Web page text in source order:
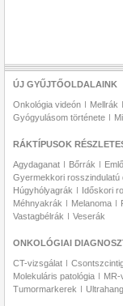
ÚJ GYŰJTŐOLDALAINK
Onkológia videón Mellrák
Gyógyulásom története
RÁKTÍPUSOK
Agydaganat Bőrrák
Gyermekkori rosszindulatú
Húgyhólyagrák
Időskori
Méhnyakrák
Melanoma
Vastagbélrák
Veserák
ONKOLÓGIAI
CT-vizsgálat
Molekuláris patológia
MR-
Tumormarkerek